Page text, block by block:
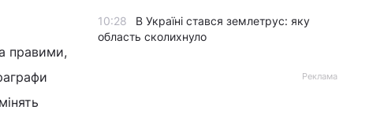
правими,
10:28
В Україні стався землетрус: яку
область сколихнуло
Реклама